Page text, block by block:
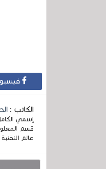
الكاتب :
قسم
عالم التقنية